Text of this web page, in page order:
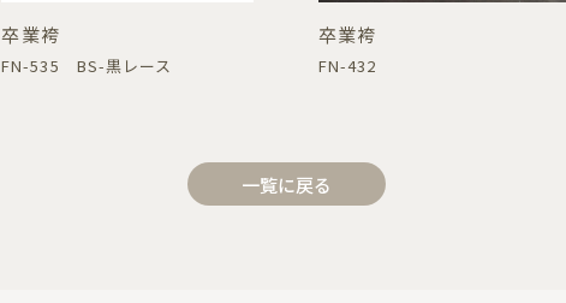
卒業袴
FN-535 BS-黒レース
卒業袴
FN-432
一覧に戻る